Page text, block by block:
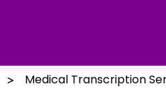
Medical Transcription